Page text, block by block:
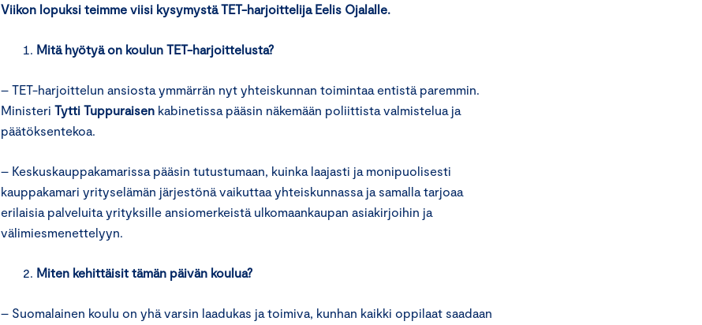
Viikon lopuksi teimme viisi kysymystä TET-harjoittelija Eelis Ojalalle.
Mitä hyötyä on koulun TET-harjoittelusta?
– TET-harjoittelun ansiosta ymmärrän nyt yhteiskunnan toimintaa entistä paremmin.
Ministeri Tytti Tuppuraisen kabinetissa pääsin näkemään poliittista valmistelua ja
päätöksentekoa.
– Keskuskauppakamarissa pääsin tutustumaan, kuinka laajasti ja monipuolisesti
kauppakamari yrityselämän järjestönä vaikuttaa yhteiskunnassa ja samalla tarjoaa
erilaisia palveluita yrityksille ansiomerkeistä ulkomaankaupan asiakirjoihin ja
välimiesmenettelyyn.
Miten kehittäisit tämän päivän koulua?
– Suomalainen koulu on yhä varsin laadukas ja toimiva, kunhan kaikki oppilaat saadaan